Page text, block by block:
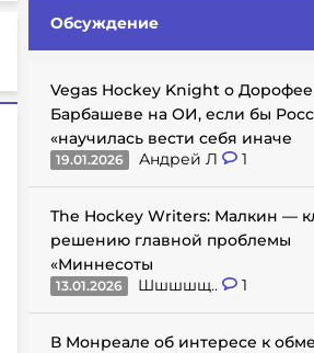
Обсуждение
Vegas Hockey Knight о
Барбашеве на ОИ, если бы
«научилась вести себя иначе
19.01.2026 Андрей Л 1
The Hockey Writers: Малкин —
решению главной проблемы
«Миннесоты
13.01.2026 Шшшшщ.. 1
В Монреале об интересе к